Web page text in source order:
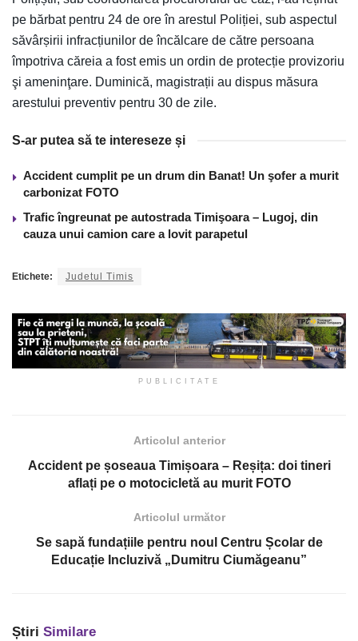
pe bărbat pentru 24 de ore în arestul Poliției, sub aspectul
săvârșirii infracțiunilor de încălcare de către persoana
împotriva căreia a fost emis un ordin de protecție provizoriu
şi ameninţare. Duminică, magistrații au dispus măsura
arestului preventiv pentru 30 de zile.
S-ar putea să te intereseze și
Accident cumplit pe un drum din Banat! Un şofer a murit
carbonizat FOTO
Trafic îngreunat pe autostrada Timişoara – Lugoj, din
cauza unui camion care a lovit parapetul
Etichete: Judetul Timis
PUBLICITATE
Articolul anterior
Accident pe șoseaua Timișoara – Reșița: doi tineri
aflați pe o motocicletă au murit FOTO
Articolul următor
Se sapă fundațiile pentru noul Centru Școlar de
Educație Incluzivă „Dumitru Ciumăgeanu”
Știri Similare